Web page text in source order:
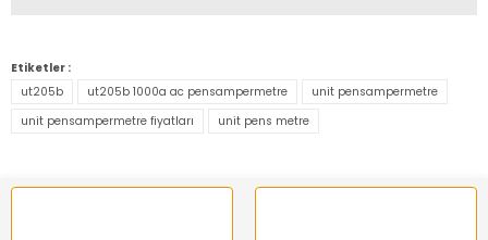
konularda yetersiz gördüğünüz noktaları öneri formunu
kullanarak tarafımıza iletebilirsiniz.
Görüş ve önerileriniz için teşekkür ederiz.
Ürün açıklamasında eksik bilgiler bulunuyor.
Etiketler :
ut205b
ut205b 1000a ac pensampermetre
unit pensampermetre
unit pensampermetre fiyatları
unit pens metre